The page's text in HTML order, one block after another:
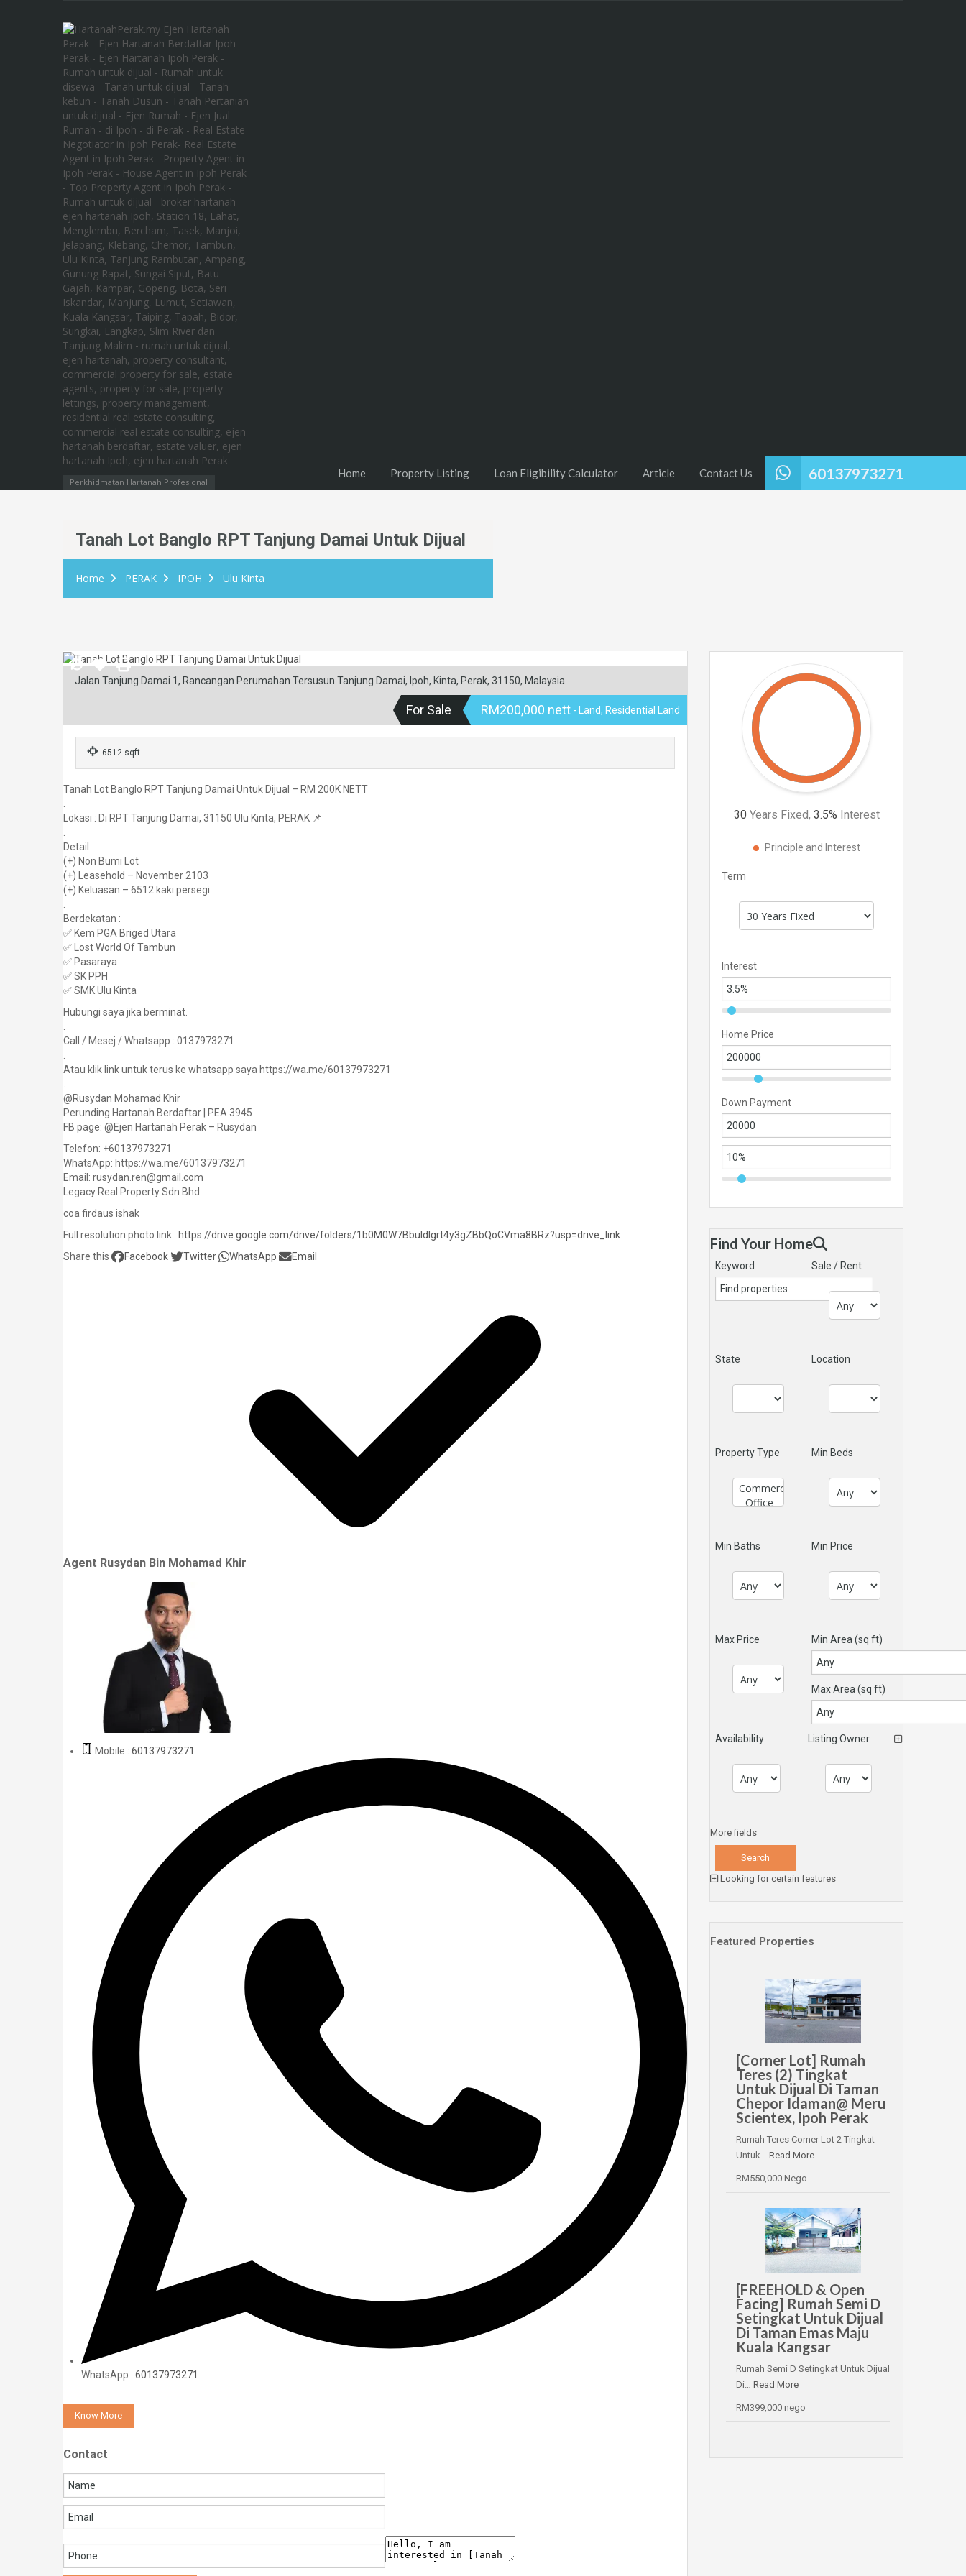
Perkhidmatan Hartanah Profesional 60137973271
Home Property Listing Loan Eligibility Calculator Article Contact Us
Tanah Lot Banglo RPT Tanjung Damai Untuk Dijual
Home PERAK IPOH Ulu Kinta
Jalan Tanjung Damai 1, Rancangan Perumahan Tersusun Tanjung Damai, Ipoh, Kinta, Perak, 31150, Malaysia
For Sale RM200,000 nett - Land, Residential Land
6512 sqft
Tanah Lot Banglo RPT Tanjung Damai Untuk Dijual – RM 200K NETT
.
Lokasi : Di RPT Tanjung Damai, 31150 Ulu Kinta, PERAK 📌
.
Detail
(+) Non Bumi Lot
(+) Leasehold – November 2103
(+) Keluasan – 6512 kaki persegi
.
Berdekatan :
✅ Kem PGA Briged Utara
✅ Lost World Of Tambun
✅ Pasaraya
✅ SK PPH
✅ SMK Ulu Kinta
Hubungi saya jika berminat.
.
Call / Mesej / Whatsapp : 0137973271
.
Atau klik link untuk terus ke whatsapp saya https://wa.me/60137973271
.
@Rusydan Mohamad Khir
Perunding Hartanah Berdaftar | PEA 3945
FB page: @Ejen Hartanah Perak – Rusydan
Telefon: +60137973271
WhatsApp: https://wa.me/60137973271
Email: rusydan.ren@gmail.com
Legacy Real Property Sdn Bhd
coa firdaus ishak
Full resolution photo link : https://drive.google.com/drive/folders/1b0M0W7BbuIdIgrt4y3gZBbQoCVma8BRz?usp=drive_link
Share this
Facebook Twitter WhatsApp Email
Agent Rusydan Bin Mohamad Khir
Mobile : 60137973271
WhatsApp : 60137973271
Know More
Contact
30 Years Fixed, 3.5% Interest
Principle and Interest
Term
Interest
Home Price
Down Payment
Find Your Home
Keyword Sale / Rent
State Location
Property Type Min Beds
Min Baths Min Price
Max Price Min Area (sq ft)
Max Area (sq ft)
Availability Listing Owner
More fields
Looking for certain features
Featured Properties
[Corner Lot] Rumah
Teres (2) Tingkat
Untuk Dijual Di Taman
Chepor Idaman@ Meru
Scientex, Ipoh Perak
Rumah Teres Corner Lot 2 Tingkat
Untuk… Read More
RM550,000 Nego
[FREEHOLD & Open
Facing] Rumah Semi D
Setingkat Untuk Dijual
Di Taman Emas Maju
Kuala Kangsar
Rumah Semi D Setingkat Untuk Dijual
Di… Read More
RM399,000 nego